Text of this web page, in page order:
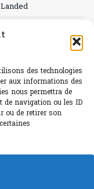
des technologies
aux informations des
nous permettra de
de navigation ou les ID
ou de retirer son
la santé.
publication 100%